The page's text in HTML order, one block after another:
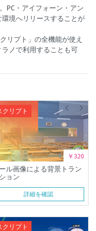
PC・アイフォーン・アン
境へリリースすることが
リプト」の全機能が使え
ノで利用することも可
クリプト
￥320
ル画像による背景トラン
ョン
詳細を確認
クリプト